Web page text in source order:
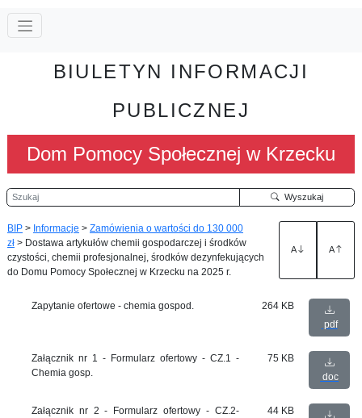
BIULETYN INFORMACJI
PUBLICZNEJ
Dom Pomocy Społecznej w Krzecku
Szukaj Wyszukaj
BIP > Informacje > Zamówienia o wartości do 130 000
zł > Dostawa artykułów chemii gospodarczej i środków
czystości, chemii profesjonalnej, środków dezynfekujących
do Domu Pomocy Społecznej w Krzecku na 2025 r.
A A
Zapytanie ofertowe - chemia gospod.
264 KB
pdf
Załącznik nr 1 - Formularz ofertowy - CZ.1 -
Chemia gosp.
75 KB
doc
Załącznik nr 2 - Formularz ofertowy - CZ.2-
44 KB